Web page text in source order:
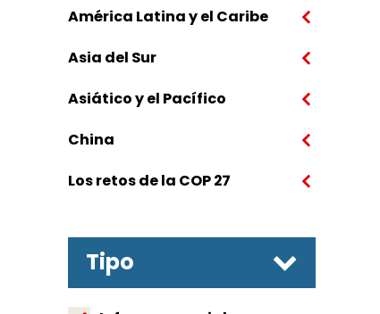
América Latina y el Caribe
Asia del Sur
Asiático y el Pacífico
China
Los retos de la COP 27
Tipo